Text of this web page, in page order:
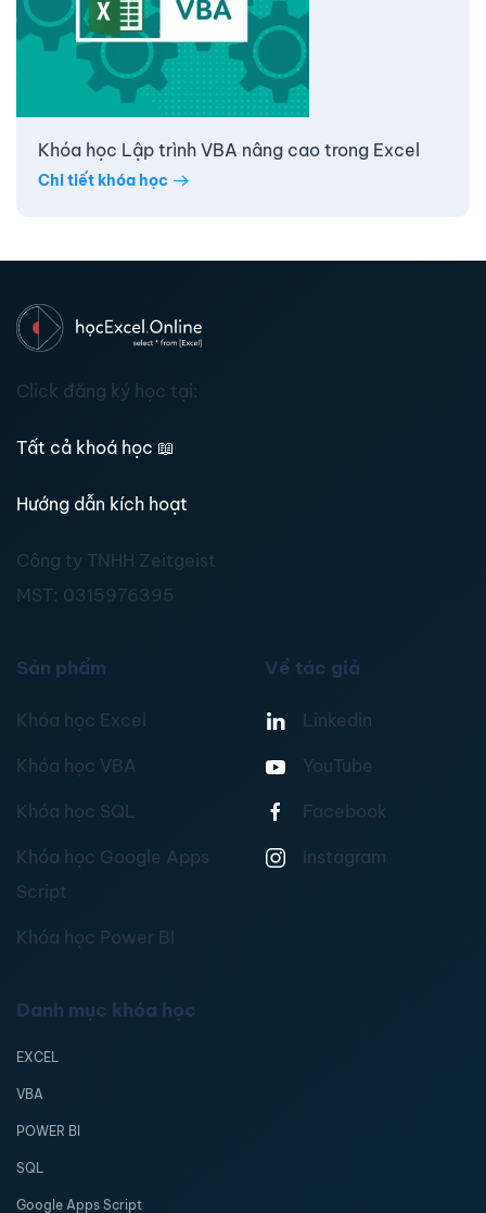
Khóa học Lập trình VBA nâng cao trong Excel
Chi tiết khóa học
Click đăng ký học tại:
Tất cả khoá học 📖
Hướng dẫn kích hoạt
Công ty TNHH Zeitgeist
MST: 0315976395
Sản phẩm
Khóa học Excel
Khóa học VBA
Khóa học SQL
Khóa học Google Apps
Script
Khóa học Power BI
Về tác giả
Linkedin
YouTube
Facebook
Instagram
Danh mục khóa học
EXCEL
VBA
POWER BI
SQL
Google Apps Script